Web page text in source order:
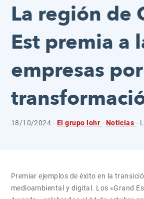
La región de
Est premia a
empresas
18/10/2024 - El grupo lohr - Noticias -
Premiar ejemplos de éxito en la
medioambiental y digital. Los «Grand